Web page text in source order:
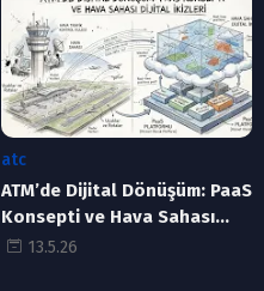
atc
ATM’de Dijital Dönüşüm: PaaS
Konsepti ve Hava Sahası
Dijital İkizleri
13.5.26